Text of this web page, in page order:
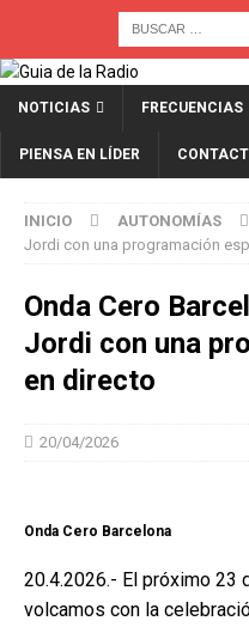
NOTICIAS FRECUENCIAS
PIENSA EN LÍDER
INICIO AUTONOMÍAS
Jordi con una programación
Onda Cero
Jordi con una
en directo
20/04/2026
Onda Cero Barcelona
20.4.2026.- El próximo 23
volcamos con la